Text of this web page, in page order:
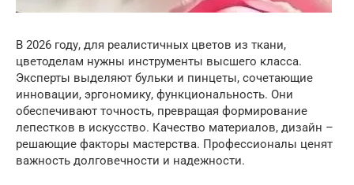
В 2026 году, для реалистичных цветов из ткани,
цветоделам нужны инструменты высшего класса.
Эксперты выделяют бульки и пинцеты, сочетающие
инновации, эргономику, функциональность. Они
обеспечивают точность, превращая формирование
лепестков в искусство. Качество материалов, дизайн –
решающие факторы мастерства. Профессионалы ценят
важность долговечности и надежности.